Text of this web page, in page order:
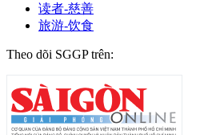
读者-慈善
旅游-饮食
Theo dõi SGGP trên: